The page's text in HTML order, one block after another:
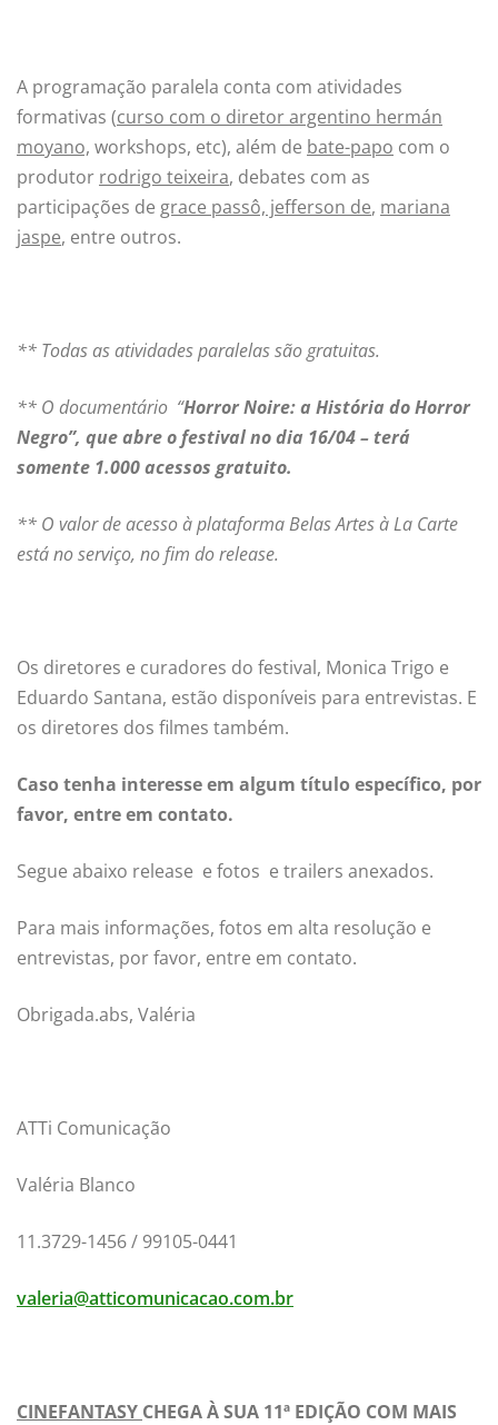
A programação paralela conta com atividades
formativas (curso com o diretor argentino hermán
moyano, workshops, etc), além de bate-papo com o
produtor rodrigo teixeira, debates com as
participações de grace passô, jefferson de, mariana
jaspe, entre outros.
** Todas as atividades paralelas são gratuitas.
** O documentário “Horror Noire: a História do Horror
Negro”, que abre o festival no dia 16/04 – terá
somente 1.000 acessos gratuito.
** O valor de acesso à plataforma Belas Artes à La Carte
está no serviço, no fim do release.
Os diretores e curadores do festival, Monica Trigo e
Eduardo Santana, estão disponíveis para entrevistas. E
os diretores dos filmes também.
Caso tenha interesse em algum título específico, por
favor, entre em contato.
Segue abaixo release e fotos e trailers anexados.
Para mais informações, fotos em alta resolução e
entrevistas, por favor, entre em contato.
Obrigada.abs, Valéria
ATTi Comunicação
Valéria Blanco
11.3729-1456 / 99105-0441
valeria@atticomunicacao.com.br
CINEFANTASY CHEGA À SUA 11ª EDIÇÃO COM MAIS